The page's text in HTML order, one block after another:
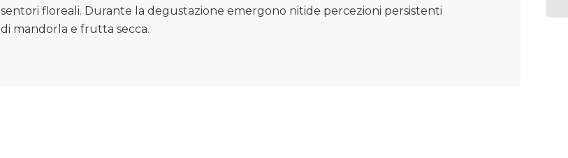
sentori floreali. Durante la degustazione emergono nitide percezioni persistenti
di mandorla e frutta secca.